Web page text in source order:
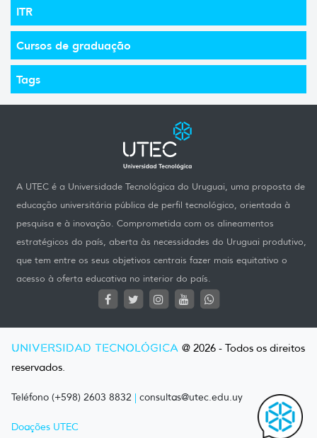
ITR
Cursos de graduação
Tags
A UTEC é a Universidade Tecnológica do Uruguai, uma proposta de
educação universitária pública de perfil tecnológico, orientada à
pesquisa e à inovação. Comprometida com os alineamentos
estratégicos do país, aberta às necessidades do Uruguai produtivo,
que tem entre os seus objetivos centrais fazer mais equitativo o
acesso à oferta educativa no interior do país.
UNIVERSIDAD TECNOLÓGICA @ 2026 - Todos os direitos
reservados.
Teléfono (+598) 2603 8832 | consultas@utec.edu.uy
Doações UTEC